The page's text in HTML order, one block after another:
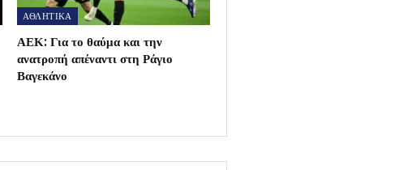
ΑΘΛΗΤΙΚΑ
ΑΕΚ: Για το θαύμα και την
ανατροπή απέναντι στη Ράγιο
Βαγεκάνο